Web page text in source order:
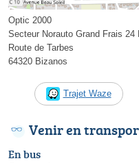
Optic 2000
Secteur Norauto Grand Frais
Route de Tarbes
64320 Bizanos
Trajet Waze
Venir en
En bus